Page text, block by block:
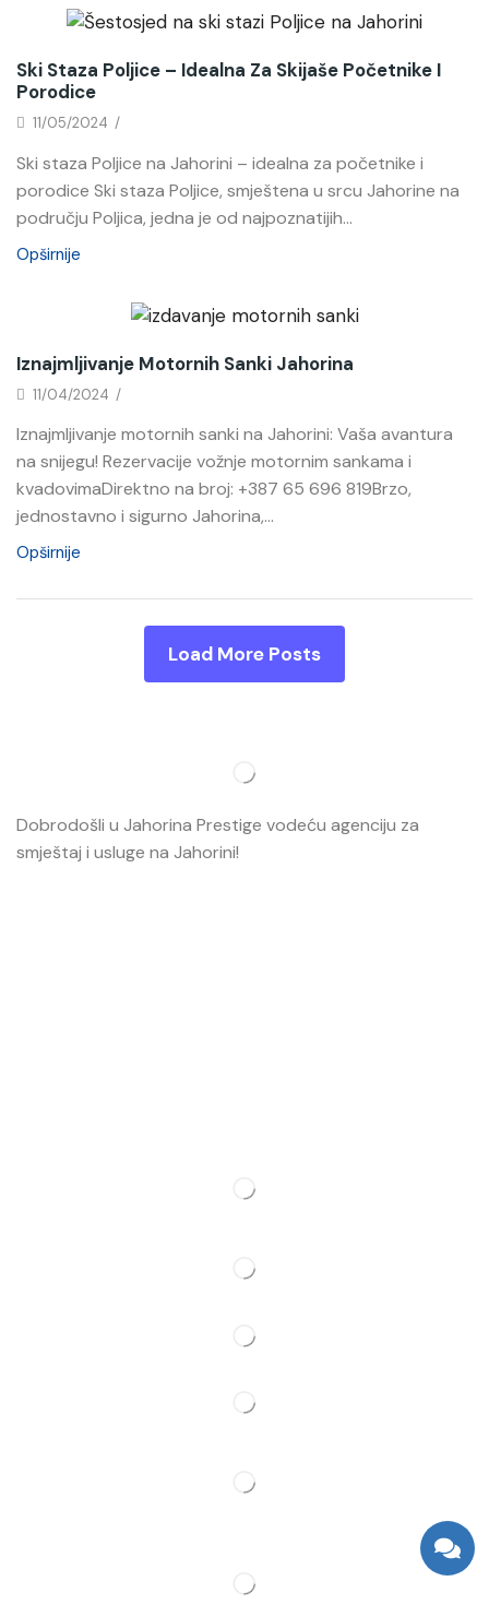
Ski Staza Poljice – Idealna Za Skijaše Početnike I
Porodice
11/05/2024 /
Ski staza Poljice na Jahorini – idealna za početnike i
porodice Ski staza Poljice, smještena u srcu Jahorine na
području Poljica, jedna je od najpoznatijih...
Opširnije
Iznajmljivanje Motornih Sanki Jahorina
11/04/2024 /
Iznajmljivanje motornih sanki na Jahorini: Vaša avantura
na snijegu! Rezervacije vožnje motornim sankama i
kvadovimaDirektno na broj: +387 65 696 819Brzo,
jednostavno i sigurno Jahorina,...
Opširnije
Load More Posts
Dobrodošli u Jahorina Prestige vodeću agenciju za
smještaj i usluge na Jahorini!